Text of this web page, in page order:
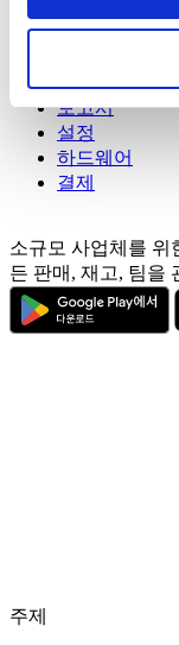
may combine it
provided to them
of their services.
pressing the "OK"
고급 재고 관리
고객
보고서
설정
하드웨어
결제
소규모 사업체를 위
든 판매, 재고, 팀을
주제